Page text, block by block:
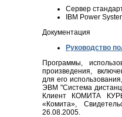
Сервер
IBM Power
Документация
Руководство
Программы,
произведения,
для его
ЭВМ "Система
Клиент КОМИТА
«Комита»,
26.08.2005.